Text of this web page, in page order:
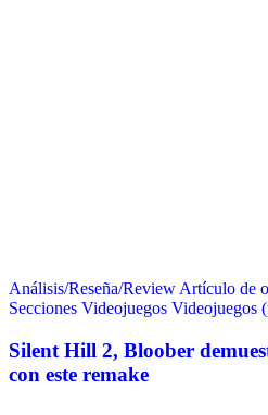
Análisis/Reseña/Review Artículo de
Secciones Videojuegos Videojuegos
Silent Hill 2, Bloober
con este remake